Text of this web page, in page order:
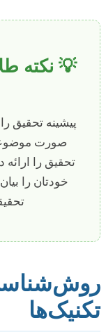
💡 نکته
پیشینه تحقیق
صورت
تحقیق را
خودتان را
تکنیک‌ها